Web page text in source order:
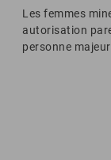
Les femmes
autorisation
personne